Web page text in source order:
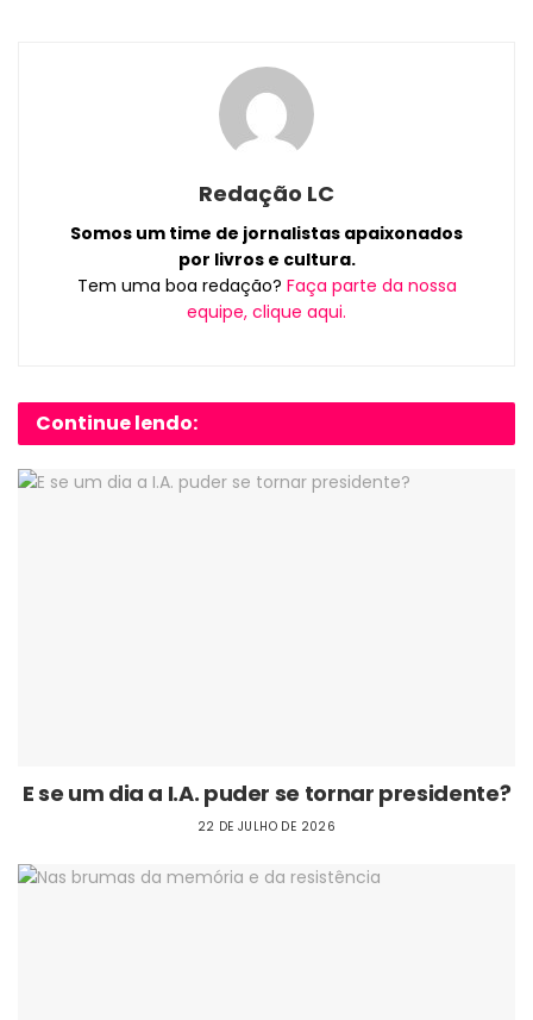
Redação LC
Somos um time de jornalistas apaixonados
por livros e cultura.
Tem uma boa redação? Faça parte da nossa
equipe, clique aqui.
Continue lendo:
E se um dia a I.A. puder se tornar presidente?
22 DE JULHO DE 2026